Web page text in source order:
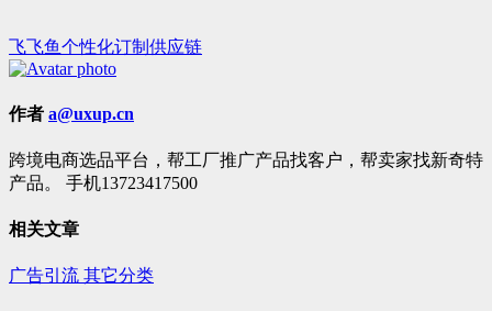
文
导
航
飞飞鱼个性化订制供应链
作者 a@uxup.cn
跨境电商选品平台，帮工厂推广产品找客户，帮卖家找新奇特
产品。 手机13723417500
相关文章
广告引流 其它分类